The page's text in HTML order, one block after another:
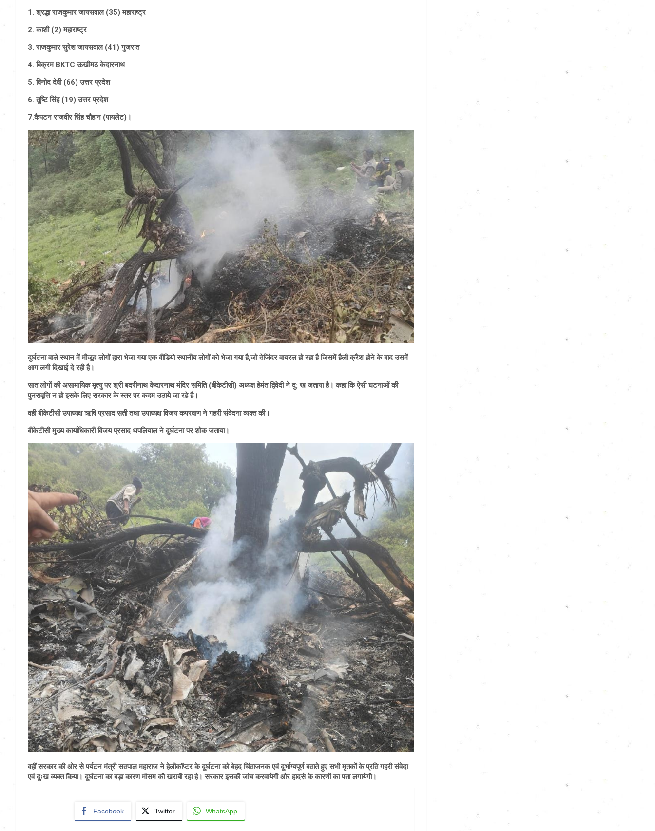
1. श्रद्धा राजकुमार जायसवाल (35) महाराष्ट्र
2. काशी (2) महाराष्ट्र
3. राजकुमार सुरेश जायसवाल (41) गुजरात
4. विक्रम BKTC ऊखीमठ केदारनाथ
5. विनोद देवी (66) उत्तर प्रदेश
6. तुष्टि सिंह (19) उत्तर प्रदेश
7.कैपटन राजवीर सिंह चौहान (पायलेट)।
दुर्घटना वाले स्थान में मौजूद लोगों द्वारा भेजा गया एक वीडियो स्थानीय लोगों को भेजा गया है,जो तेजिंदर वायरल हो रहा है जिसमें हैली क्रैश होने के बाद उसमें
आग लगी दिखाई दे रही है।
सात लोगों की असामायिक मृत्यु पर श्री बदरीनाथ केदारनाथ मंदिर समिति (बीकेटीसी) अध्यक्ष हेमंत द्विवेदी ने दु: ख जताया है। कहा कि ऐसी घटनाओं की
पुनरावृत्ति न हो इसके लिए सरकार के स्तर पर कदम उठाये जा रहे है।
वही बीकेटीसी उपाध्यक्ष ऋषि प्रसाद सती तथा उपाध्यक्ष विजय कपरवाण ने गहरी संवेदना व्यक्त की।
बीकेटीसी मुख्य कार्याधिकारी विजय प्रसाद थपलियाल ने दुर्घटना पर शोक जताया।
वहीं सरकार की ओर से पर्यटन मंत्री सतपाल महाराज ने हेलीकॉप्टर के दुर्घटना को बेहद चिंताजनक एवं दुर्भाग्यपूर्ण बताते हुए सभी मृतकों के प्रति गहरी संवेदा
एवं दुःख व्यक्त किया। दुर्घटना का बड़ा कारण मौसम की खराबी रहा है। सरकार इसकी जांच करवायेगी और हादसे के कारणों का पता लगायेगी।
Facebook Twitter WhatsApp